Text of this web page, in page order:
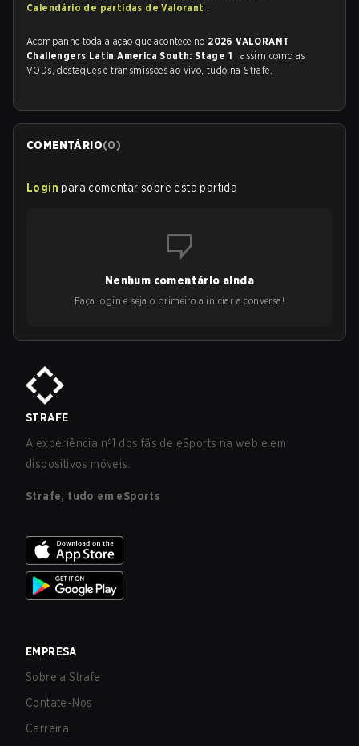
Calendário de partidas de Valorant .
Acompanhe toda a ação que acontece no 2026 VALORANT
Challengers Latin America South: Stage 1 , assim como as
VODs, destaques e transmissões ao vivo, tudo na Strafe.
COMENTÁRIO(0)
Login para comentar sobre esta partida
Nenhum comentário ainda
Faça login e seja o primeiro a iniciar a conversa!
STRAFE
A experiência nº1 dos fãs de eSports na web e em
dispositivos móveis.
Strafe, tudo em eSports
EMPRESA
Sobre a Strafe
Contate-Nos
Carreira